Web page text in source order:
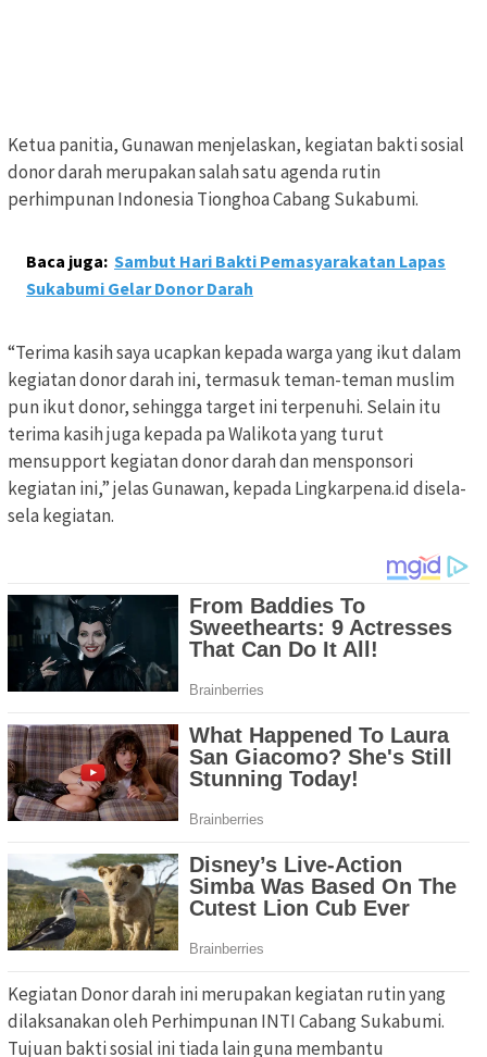
Ketua panitia, Gunawan menjelaskan, kegiatan bakti sosial
donor darah merupakan salah satu agenda rutin
perhimpunan Indonesia Tionghoa Cabang Sukabumi.
Baca juga: Sambut Hari Bakti Pemasyarakatan Lapas
Sukabumi Gelar Donor Darah
“Terima kasih saya ucapkan kepada warga yang ikut dalam
kegiatan donor darah ini, termasuk teman-teman muslim
pun ikut donor, sehingga target ini terpenuhi. Selain itu
terima kasih juga kepada pa Walikota yang turut
mensupport kegiatan donor darah dan mensponsori
kegiatan ini,” jelas Gunawan, kepada Lingkarpena.id disela-
sela kegiatan.
Kegiatan Donor darah ini merupakan kegiatan rutin yang
dilaksanakan oleh Perhimpunan INTI Cabang Sukabumi.
Tujuan bakti sosial ini tiada lain guna membantu